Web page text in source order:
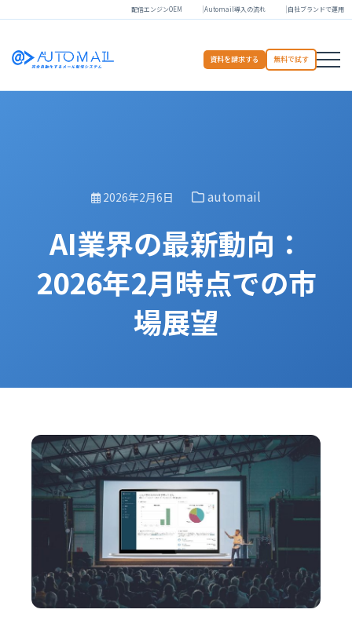
配信エンジンOEM Automail導入の流れ 自社ブランドで運用
資料を請求する 無料で試す
2026年2月6日 automail
AI業界の最新動向：
2026年2月時点での市
場展望